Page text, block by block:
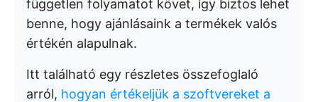
független folyamatot követ, így biztos lehet
benne, hogy ajánlásaink a termékek valós
értékén alapulnak.
Itt található egy részletes összefoglaló
arról, hogyan értékeljük a szoftvereket a